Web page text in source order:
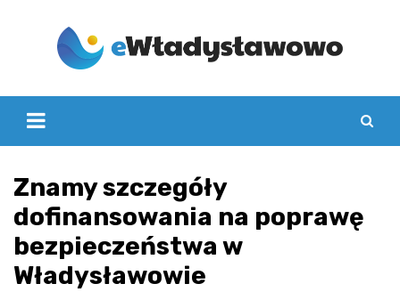
Znamy szczegóły
dofinansowania na poprawę
bezpieczeństwa w
Władysławowie